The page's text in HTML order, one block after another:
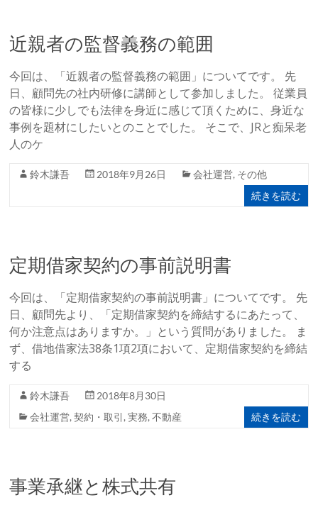
近親者の監督義務の範囲
今回は、「近親者の監督義務の範囲」についてです。 先
日、顧問先の社内研修に講師として参加しました。 従業員
の皆様に少しでも法律を身近に感じて頂くために、身近な
事例を題材にしたいとのことでした。 そこで、JRと痴呆老
人のケ
鈴木謙吾 2018年9月26日 会社運営, その他
続きを読む
定期借家契約の事前説明書
今回は、「定期借家契約の事前説明書」についてです。 先
日、顧問先より、「定期借家契約を締結するにあたって、
何か注意点はありますか。」という質問がありました。 ま
ず、借地借家法38条1項2項において、定期借家契約を締結
する
鈴木謙吾
2018年8月30日
会社運営,契約・取引 ,実務,不動産 続きを読む
事業承継と株式共有